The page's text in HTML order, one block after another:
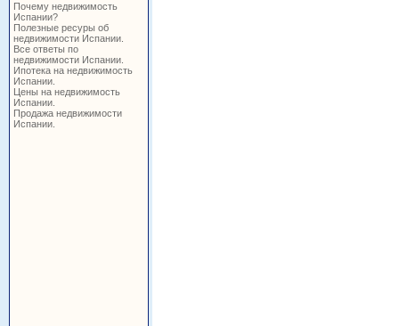
Почему недвижимость
Испании?
Полезные ресуры об
недвижимости Испании.
Все ответы по
недвижимости Испании.
Ипотека на недвижимость
Испании.
Цены на недвижимость
Испании.
Продажа недвижимости
Испании.